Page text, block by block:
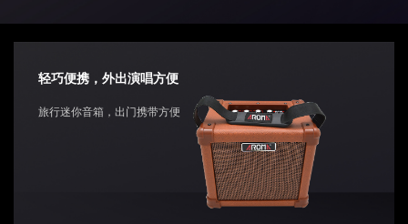
轻巧便携，外出演唱方便
旅行迷你音箱，出门携带方便